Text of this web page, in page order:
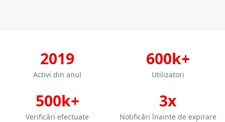
2019
Activi din anul
600k+
Utilizatori
500k+
Verificări efectuate
3x
Notificări înainte de expirare